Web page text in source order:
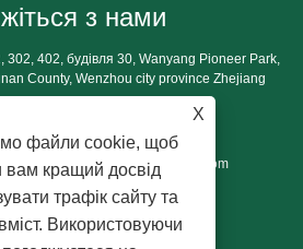
з нами
302, 402, будівля 30, Wanyang Pioneer Park,
County, Wenzhou city province Zhejiang
+86-13396777698
пошта:mushroomgrowbag@163.com
X
файли cookie, щоб
вам кращий досвід
трафік сайту та
Використовуючи